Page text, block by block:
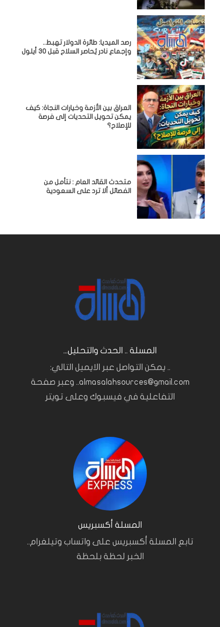
رصد الميديا: طائرة الدولار تهبط..
وإجماع نادر يُحاصر السلاح قبل 30 أيلول
العراق بين الأزمة وخيارات النجاة: كيف
يمكن تحويل التحديات إلى فرصة
للإصلاح؟
متحدث القائد العام : نتأمل من
الفصائل ألا ترد على السعودية
المسلة .. الحدث والتحليل...
.. يمكن التواصل عبر الايميل التالي:
almasalahsources@gmail.com.. وعبر صفحة
التفاعلية في فيسبوك وعلى تويتر
المسلة أكسبريس
تابع المسلة أكسبريس على واتساب وتيلغرام..
الخبر لحظة بلحظة